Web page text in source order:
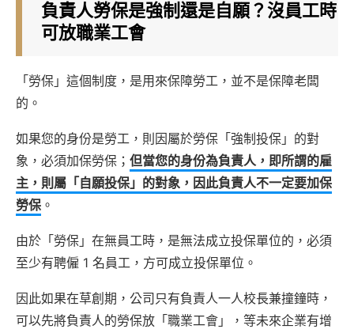
負責人勞保是強制還是自願？沒員工時
可放職業工會
「勞保」這個制度，是用來保障勞工，並不是保障老闆
的。
如果您的身份是勞工，則因屬於勞保「強制投保」的對
象，必須加保勞保； 但當您的身份為負責人，即所謂的雇
主，則屬「自願投保」的對象，因此負責人不一定要加保
勞保 。
由於「勞保」在無員工時，是無法成立投保單位的，必須
至少有聘僱 1 名員工，方可成立投保單位。
因此如果在草創期，公司只有負責人一人校長兼撞鐘時，
可以先將負責人的勞保放「職業工會」，等未來企業有增